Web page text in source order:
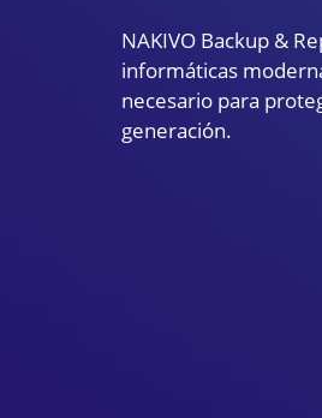
NAKIVO Backup &
informáticas
necesario para
generación.